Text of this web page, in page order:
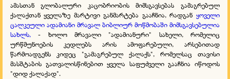
ამასთან გლობალური კაცობრიობის მიმსგავსებას გამაგრებულ
ქალაქთან ყველაზე მარტივი განმარტება გააჩნია, რადგან ყოველი
ცალკეული ადამიანი მრავალ ბიბლიურ მოწმობაში მიმსგავსებულია
სახლს, - ხოლო მრავალი "ადამიანური" სახელი, რომელიც
ურწმუნოების კედლებს არის ამოფარებული, არსებითად
წარმოადგენს კიდეც "გამაგრებულ ქალაქს", რომელსაც თავისი
მასშტაბის გათვალისწინებით ყველა საფუძველი გააჩნია იწოდოს
"დიდ ქალაქად".